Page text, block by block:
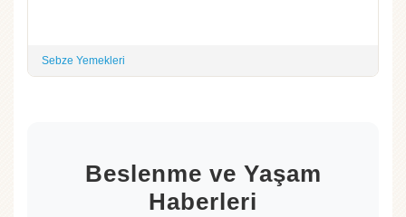
Sebze Yemekleri
Beslenme ve Yaşam
Haberleri